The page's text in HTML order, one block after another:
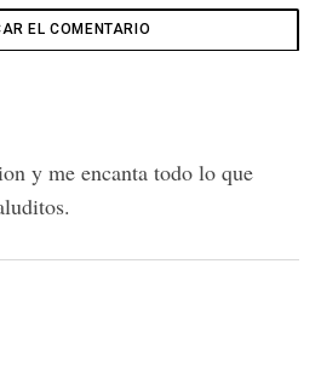
y me encanta todo lo que